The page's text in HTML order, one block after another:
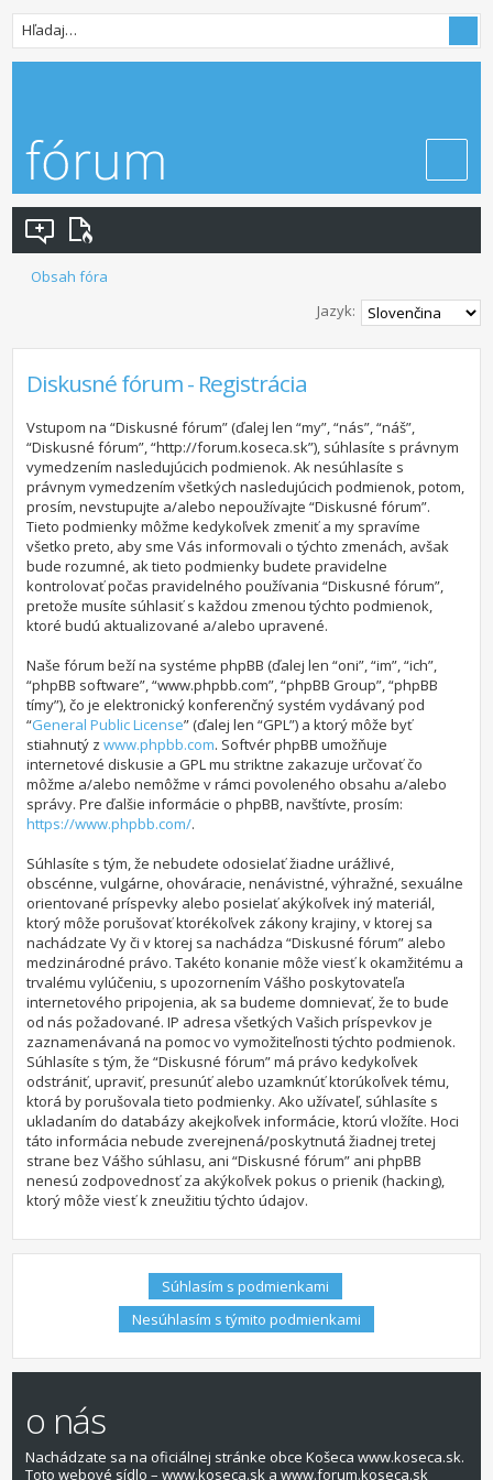
Obsah fóra
Jazyk:
Diskusné fórum - Registrácia
Vstupom na “Diskusné fórum” (ďalej len “my”, “nás”, “náš”,
“Diskusné fórum”, “http://forum.koseca.sk”), súhlasíte s právnym
vymedzením nasledujúcich podmienok. Ak nesúhlasíte s
právnym vymedzením všetkých nasledujúcich podmienok, potom,
prosím, nevstupujte a/alebo nepoužívajte “Diskusné fórum”.
Tieto podmienky môžme kedykoľvek zmeniť a my spravíme
všetko preto, aby sme Vás informovali o týchto zmenách, avšak
bude rozumné, ak tieto podmienky budete pravidelne
kontrolovať počas pravidelného používania “Diskusné fórum”,
pretože musíte súhlasiť s každou zmenou týchto podmienok,
ktoré budú aktualizované a/alebo upravené.
Naše fórum beží na systéme phpBB (ďalej len “oni”, “im”, “ich”,
“phpBB software”, “www.phpbb.com”, “phpBB Group”, “phpBB
tímy”), čo je elektronický konferenčný systém vydávaný pod
“General Public License” (ďalej len “GPL”) a ktorý môže byť
stiahnutý zwww.phpbb.com. Softvér phpBB umožňuje
internetové diskusie a GPL mu striktne zakazuje určovať čo
môžme a/alebo nemôžme v rámci povoleného obsahu a/alebo
správy. Pre ďalšie informácie o phpBB, navštívte, prosím:
https://www.phpbb.com/.
Súhlasíte s tým, že nebudete odosielať žiadne urážlivé,
obscénne, vulgárne, ohováracie, nenávistné, výhražné, sexuálne
orientované príspevky alebo posielať akýkoľvek iný materiál,
ktorý môže porušovať ktorékoľvek zákony krajiny, v ktorej sa
nachádzate Vy či v ktorej sa nachádza “Diskusné fórum” alebo
medzinárodné právo. Takéto konanie môže viesť k okamžitému a
trvalému vylúčeniu, s upozornením Vášho poskytovateľa
internetového pripojenia, ak sa budeme domnievať, že to bude
od nás požadované. IP adresa všetkých Vašich príspevkov je
zaznamenávaná na pomoc vo vymožiteľnosti týchto podmienok.
Súhlasíte s tým, že “Diskusné fórum” má právo kedykoľvek
odstrániť, upraviť, presunúť alebo uzamknúť ktorúkoľvek tému,
ktorá by porušovala tieto podmienky. Ako užívateľ, súhlasíte s
ukladaním do databázy akejkoľvek informácie, ktorú vložíte. Hoci
táto informácia nebude zverejnená/poskytnutá žiadnej tretej
strane bez Vášho súhlasu, ani “Diskusné fórum” ani phpBB
nenesú zodpovednosť za akýkoľvek pokus o prienik (hacking),
ktorý môže viesť k zneužitiu týchto údajov.
o nás
Nachádzate sa na oficiálnej stránke obce Košeca www.koseca.sk.
Toto webové sídlo – www.koseca.sk a www.forum.koseca.sk